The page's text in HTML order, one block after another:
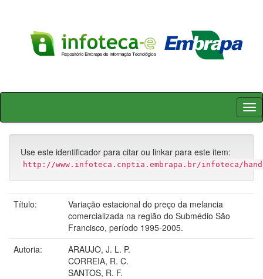
Skip
Use este identificador para citar ou linkar para este item:
http://www.infoteca.cnptia.embrapa.br/infoteca/
Título:
Variação estacional do preço da melancia
comercializada na região do Submédio São
Francisco, período 1995-2005.
Autoria:
ARAUJO, J. L. P.
CORREIA, R. C.
SANTOS, R. F.